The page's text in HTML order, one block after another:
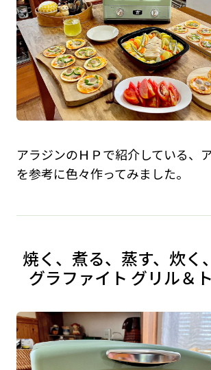
アラジンのＨＰで紹介している、
を参考に色々作ってみました。
焼く、煮る、蒸す、炊く
グラファイト グリル＆